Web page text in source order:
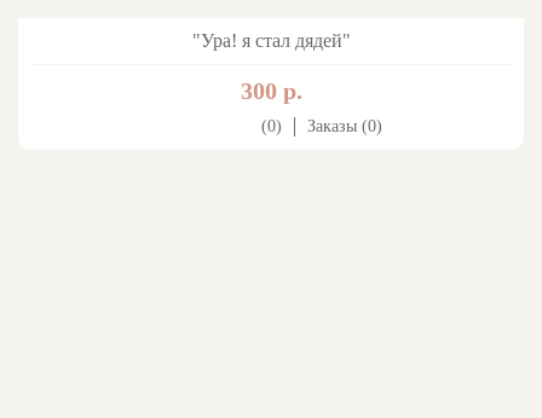
"Ура! я стал дядей"
300 р.
(0) Заказы (0)